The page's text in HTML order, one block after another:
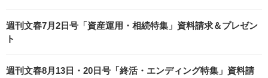
週刊文春7月2日号「資産運用・相続特集」資料請求＆プレゼン
ト
週刊文春8月13日・20日号「終活・エンディング特集」資料請